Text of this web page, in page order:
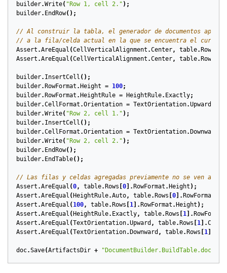
builder.Write( "Row 1, cell 2." );
builder. EndRow();
// Al construir la tabla, el generador de documentos
// a la fila/celda actual en la que se encuentra el cursor
Assert .AreEqual (CellVerticalAlignment .Center, table. Rows
Assert .AreEqual (CellVerticalAlignment .Center, table. Rows
builder. InsertCell ();
builder. RowFormat . Height = 100;
builder. RowFormat . HeightRule = HeightRule. Exactly;
builder.CellFormat .Orientation = TextOrientation.Upward
builder.Write( "Row 2, cell 1." );
builder. InsertCell ();
builder.CellFormat .Orientation = TextOrientation. Downward
builder.Write( "Row 2, cell 2." );
builder. EndRow();
builder. EndTable();
// Las filas y celdas agregadas previamente no se ven
Assert .AreEqual (0, table. Rows 0 ]. RowFormat . Height );
Assert .AreEqual ( HeightRule.Auto, table. Rows 0 ]. RowFormat
Assert .AreEqual ( 100, table. Rows 1 ]. RowFormat . Height );
Assert .AreEqual ( HeightRule. Exactly, table. Rows 1 ]. RowFormat
Assert .AreEqual (TextOrientation.Upward , table. Rows 1 ].Cells
Assert .AreEqual (TextOrientation. Downward , table. Rows 1
doc.Save(ArtifactsDir + "DocumentBuilder.BuildTable.docx"